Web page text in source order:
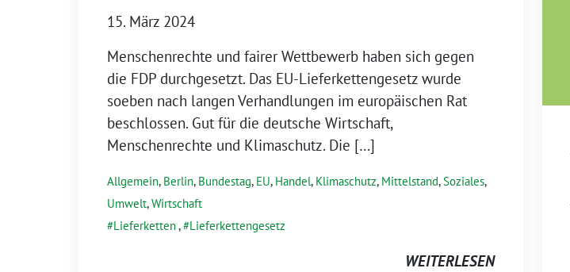
15. März 2024
Menschenrechte und fairer Wettbewerb haben sich gegen
die FDP durchgesetzt. Das EU-Lieferkettengesetz wurde
soeben nach langen Verhandlungen im europäischen Rat
beschlossen. Gut für die deutsche Wirtschaft,
Menschenrechte und Klimaschutz. Die […]
Allgemein, Berlin, Bundestag, EU, Handel, Klimaschutz, Mittelstand,Soziales,
Umwelt,Wirtschaft
Lieferketten, Lieferkettengesetz
WEITERLESEN